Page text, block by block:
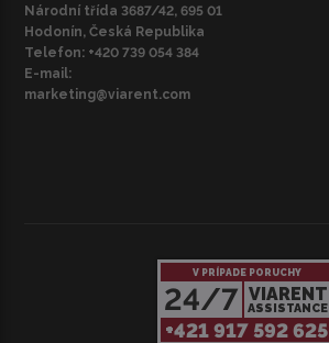
Národní třída 3687/42, 695 01
Hodonín, Česká Republika
Telefon: +420 739 054 384
E-mail:
marketing@viarent.com
V PRÍPADE PORUCHY
24/7 VIARENT
ASSISTANCE
+421 917 592 625